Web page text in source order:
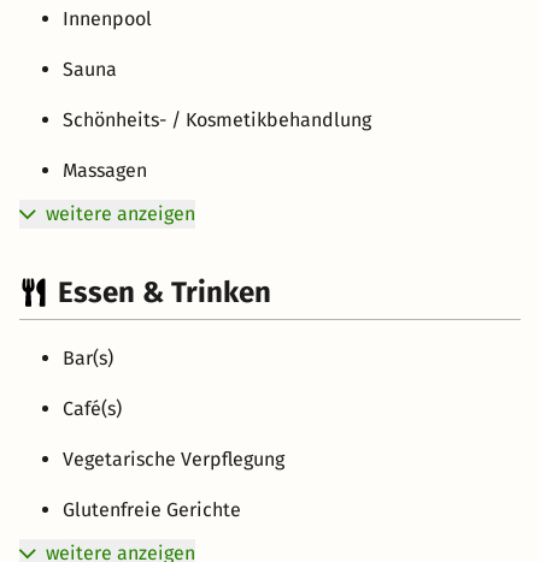
Innenpool
Sauna
Schönheits- / Kosmetikbehandlung
Massagen
weitere anzeigen
Essen & Trinken
Bar(s)
Café(s)
Vegetarische Verpflegung
Glutenfreie Gerichte
weitere anzeigen